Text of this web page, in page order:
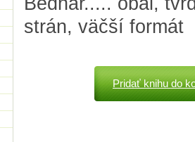
strán, väčší formát
Pridať knihu do